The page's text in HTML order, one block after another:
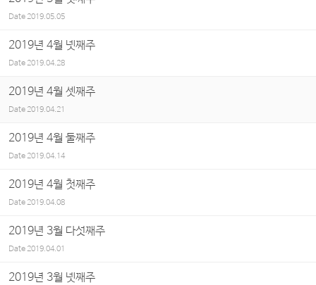
Date2019.05.05
2019년 4월 넷째주
Date2019.04.28
2019년 4월 셋째주
Date 2019.04.21
2019년 4월 둘째주
Date2019.04.14
2019년 4월 첫째주
Date2019.04.08
2019년 3월 다섯째주
Date2019.04.01
2019년 3월 넷째주